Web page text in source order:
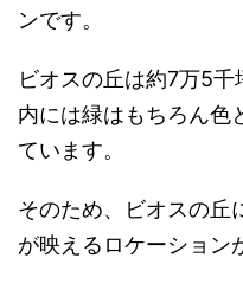
ンです。
ビオスの丘は約7万5千
内には緑はもちろん色
ています。
そのため、 ビオスの丘
が映えるロケーション